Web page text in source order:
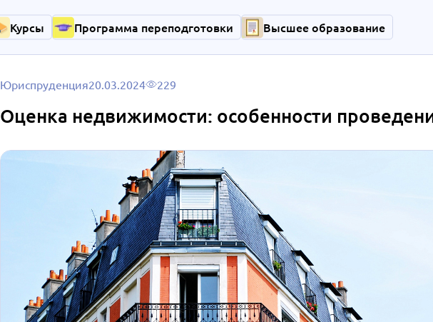
Курсы Программа переподготовки Высшее образование
Юриспруденция20.03.2024 229
Оценка недвижимости: особенности